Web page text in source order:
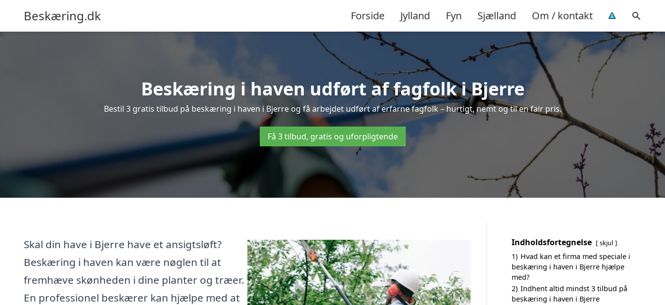
Beskæring.dk Forside Jylland Fyn Sjælland Om / kontakt
Beskæring i haven udført af fagfolk i Bjerre
Bestil 3 gratis tilbud på beskæring i haven i Bjerre og få arbejdet udført af erfarne fagfolk – hurtigt, nemt og til en fair pris.
Få 3 tilbud, gratis og uforpligtende
Skal din have i Bjerre have et ansigtsløft?
Beskæring i haven kan være nøglen til at
fremhæve skønheden i dine planter og træer.
En professionel beskærer kan hjælpe med at
Indholdsfortegnelse skjul
1) Hvad kan et firma med speciale i
beskæring i haven i Bjerre hjælpe
med?
2) Indhent altid mindst 3 tilbud på
beskæring i haven i Bjerre